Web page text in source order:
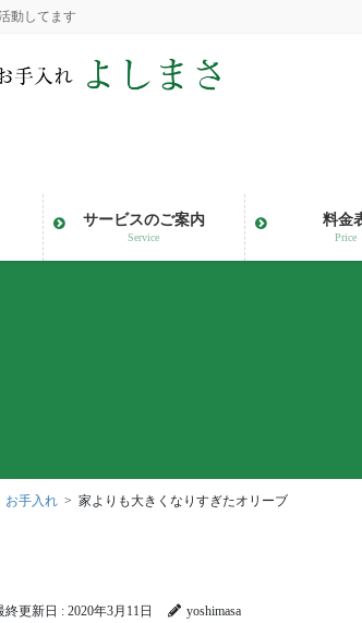
動してます
サービスのご案内
Service
料金
Price
お手入れ 家よりも大きくなりすぎたオリーブ
終更新日 :2020年3月11日 yoshimasa